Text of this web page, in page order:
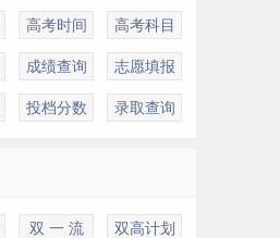
高考时间 高考科目
成绩查询 志愿填报
投档分数 录取查询
双 一 流 双高计划